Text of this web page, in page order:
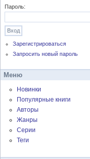
Пароль:
Зарегистрироваться
Запросить новый пароль
Меню
Новинки
Популярные книги
Авторы
Жанры
Серии
Теги